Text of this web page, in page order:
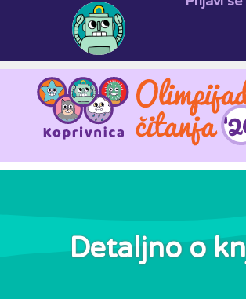
Detaljno o